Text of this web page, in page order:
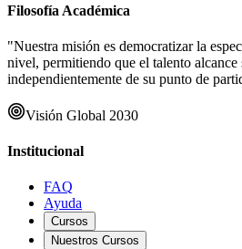
Filosofía Académica
"Nuestra misión es democratizar la
nivel, permitiendo que el talento
independientemente de su punto de
Visión Global 2030
Institucional
FAQ
Ayuda
Cursos
Nuestros Cursos